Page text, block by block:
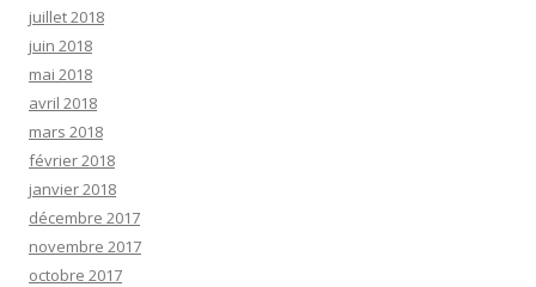
juillet 2018
juin 2018
mai 2018
avril 2018
mars 2018
février 2018
janvier 2018
décembre 2017
novembre 2017
octobre 2017